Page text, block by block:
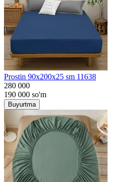
Prostin 90x200x25 sm 11638
280 000
190 000 so'm
Buyurtma